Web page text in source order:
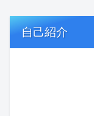
自己紹介